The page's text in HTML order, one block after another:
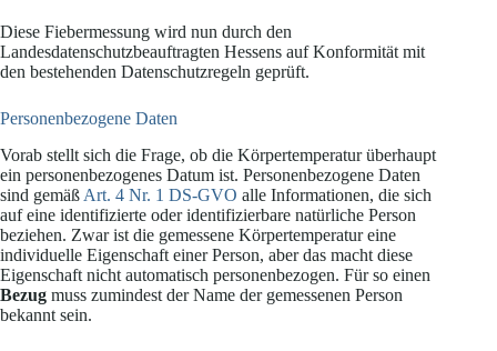
Diese Fiebermessung wird nun durch den
Landesdatenschutzbeauftragten Hessens auf Konformität mit
den bestehenden Datenschutzregeln geprüft.
Personenbezogene Daten
Vorab stellt sich die Frage, ob die Körpertemperatur überhaupt
ein personenbezogenes Datum ist. Personenbezogene Daten
sind gemäß Art. 4 Nr. 1 DS-GVO alle Informationen, die sich
auf eine identifizierte oder identifizierbare natürliche Person
beziehen. Zwar ist die gemessene Körpertemperatur eine
individuelle Eigenschaft einer Person, aber das macht diese
Eigenschaft nicht automatisch personenbezogen. Für so einen
Bezug muss zumindest der Name der gemessenen Person
bekannt sein.